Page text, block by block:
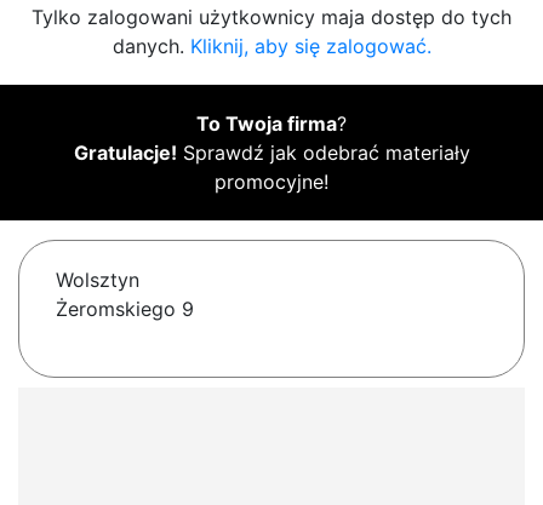
Tylko zalogowani użytkownicy maja dostęp do tych
danych. Kliknij, aby się zalogować.
To Twoja firma?
Gratulacje! Sprawdź jak odebrać materiały
promocyjne!
Wolsztyn
Żeromskiego 9